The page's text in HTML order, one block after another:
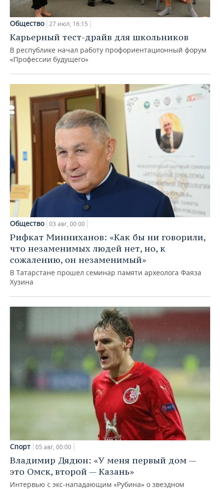
Общество 27 июл, 16:15
Карьерный тест-драйв для школьников
В республике начал работу профориентационный форум
«Профессии будущего»
Общество 03 авг, 00:00
Рифкат Минниханов: «Как бы ни говорили,
что незаменимых людей нет, но, к
сожалению, он незаменимый»
В Татарстане прошел семинар памяти археолога Фаяза
Хузина
Спорт 05 авг, 00:00
Владимир Дядюн: «У меня первый дом —
это Омск, второй — Казань»
Интервью с экс-нападающим «Рубина» о звездном